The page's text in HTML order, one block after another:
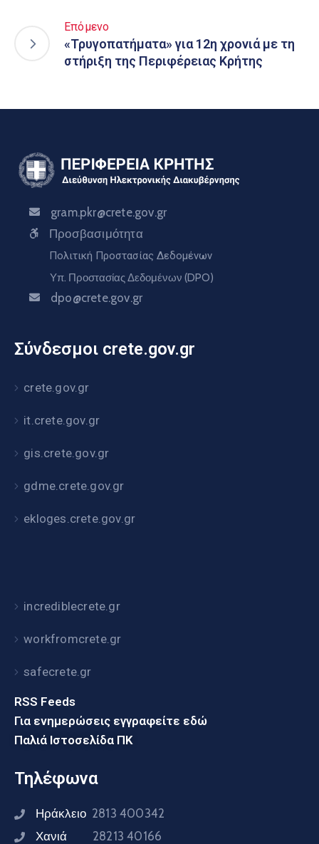
Επόμενο
«Τρυγοπατήματα» για 12η χρονιά με τη
στήριξη της Περιφέρειας Κρήτης
gram.pkr@crete.gov.gr
Προσβασιμότητα
Πολιτική Προστασίας Δεδομένων
Υπ. Προστασίας Δεδομένων (DPO)
dpo@crete.gov.gr
Σύνδεσμοι crete.gov.gr
crete.gov.gr
it.crete.gov.gr
gis.crete.gov.gr
gdme.crete.gov.gr
ekloges.crete.gov.gr
incrediblecrete.gr
workfromcrete.gr
safecrete.gr
RSS Feeds
Για ενημερώσεις εγγραφείτε εδώ
Παλιά Ιστοσελίδα ΠΚ
Τηλέφωνα
Ηράκλειο 2813 400342
Χανιά 28213 40166